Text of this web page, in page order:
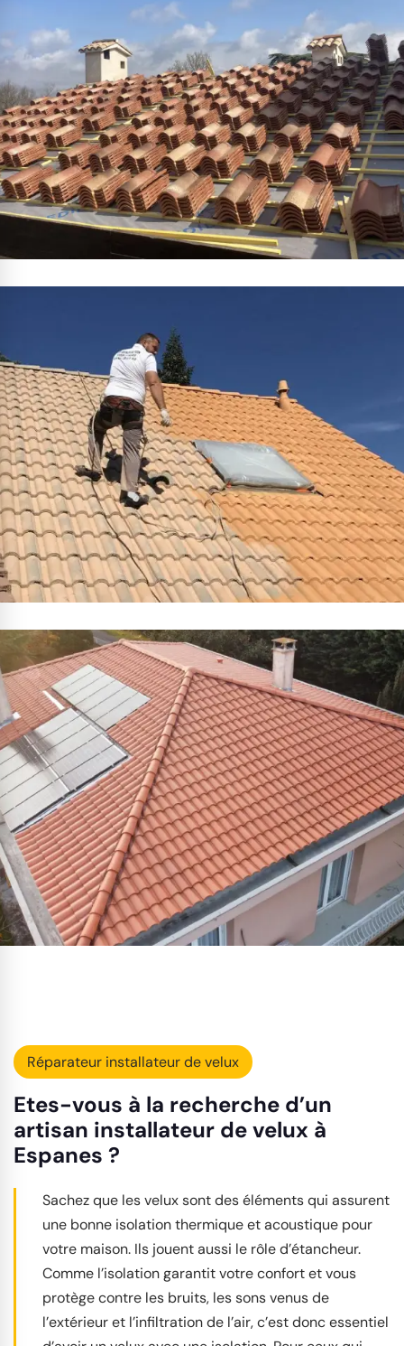
Réparateur installateur de velux
Etes-vous à la recherche d’un
artisan installateur de velux à
Espanes ?
Sachez que les velux sont des éléments qui assurent
une bonne isolation thermique et acoustique pour
votre maison. Ils jouent aussi le rôle d’étancheur.
Comme l’isolation garantit votre confort et vous
protège contre les bruits, les sons venus de
l’extérieur et l’infiltration de l’air, c’est donc essentiel